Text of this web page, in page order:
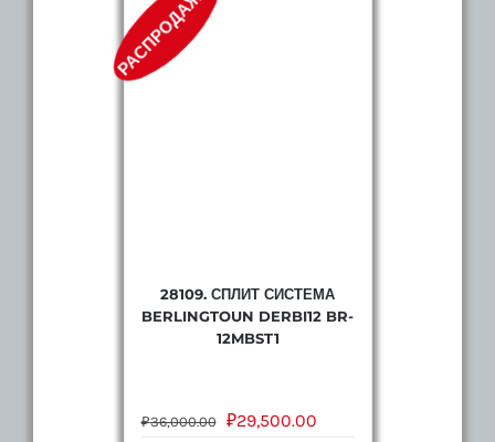
РАСПРОДАЖА!
28109. СПЛИТ СИСТЕМА
BERLINGTOUN DERBI12 BR-
12MBST1
₽36,000.00 ₽29,500.00